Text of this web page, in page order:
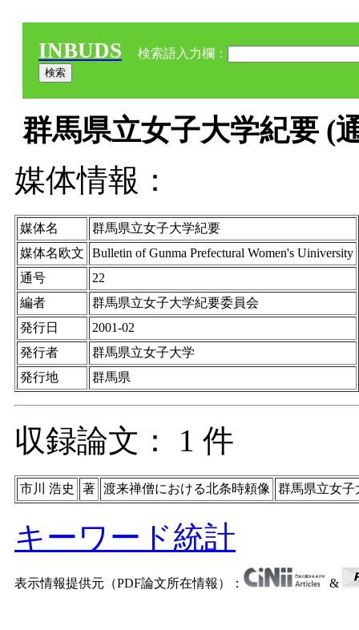
INBUDS 検索語入力欄：
群馬県立女子大学紀要 (
媒体情報：
媒体名
群馬県立女子大学紀要
媒体名欧文
Bulletin of Gunma Prefectural Women's Uiniversity
通号
22
編者
群馬県立女子大学紀要委員会
発行日
2001-02
発行者
群馬県立女子大学
発行地
群馬県
収録論文： 1 件
市川 浩史 著 渡来禅僧における北条時頼像 群馬県立女子
キーワード統計
表示情報提供元（PDF論文所在情報）： &